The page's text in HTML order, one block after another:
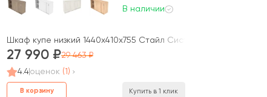
элементом) 147,5x41x109,8 Метал Систем / Metal System
В наличии
Шкаф купе низкий 1440x410x755 Стайл Систем / Style System
27 990
29 463
4.4оценок (1)
В корзину Купить в 1 клик